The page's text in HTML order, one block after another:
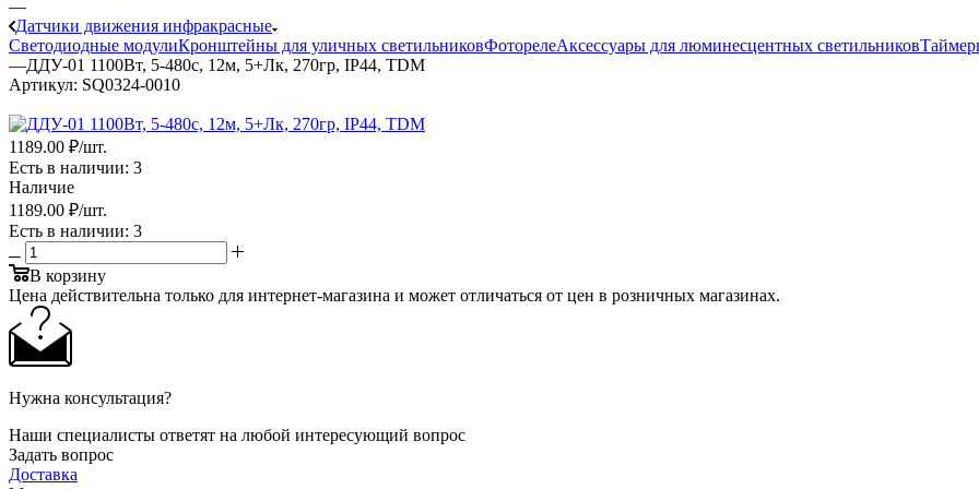
—
Датчики движения инфракрасные
Светодиодные модулиКронштейны для уличных светильниковФоторелеАксессуары для люминесцентных светильников
—ДДУ-01 1100Вт, 5-480с, 12м, 5+Лк, 270гр, IP44, TDM
Артикул: SQ0324-0010
1189.00 ₽/шт.
Есть в наличии: 3
Наличие
1189.00 ₽/шт.
Есть в наличии: 3
В корзину
Цена действительна только для интернет-магазина и может отличаться от цен в розничных магазинах.
Нужна консультация?
Наши специалисты ответят на любой интересующий вопрос
Задать вопрос
Доставка